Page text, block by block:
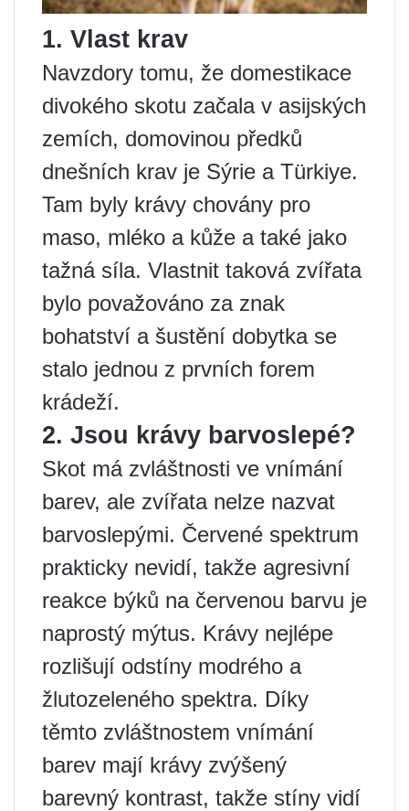
1. Vlast krav
Navzdory tomu, že domestikace
divokého skotu začala v asijských
zemích, domovinou předků
dnešních krav je Sýrie a Türkiye.
Tam byly krávy chovány pro
maso, mléko a kůže a také jako
tažná síla. Vlastnit taková zvířata
bylo považováno za znak
bohatství a šustění dobytka se
stalo jednou z prvních forem
krádeží.
2. Jsou krávy barvoslepé?
Skot má zvláštnosti ve vnímání
barev, ale zvířata nelze nazvat
barvoslepými. Červené spektrum
prakticky nevidí, takže agresivní
reakce býků na červenou barvu je
naprostý mýtus. Krávy nejlépe
rozlišují odstíny modrého a
žlutozeleného spektra. Díky
těmto zvláštnostem vnímání
barev mají krávy zvýšený
barevný kontrast, takže stíny vidí